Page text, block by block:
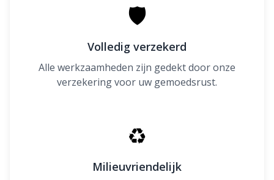
🛡
Volledig verzekerd
Alle werkzaamheden zijn gedekt door onze
verzekering voor uw gemoedsrust.
♻
Milieuvriendelijk